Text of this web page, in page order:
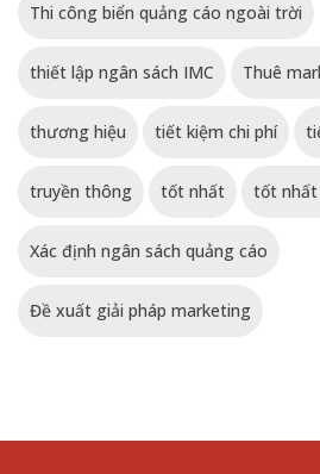
Thi công biển quảng cáo ngoài trời
thiết lập ngân sách IMC Thuê
thương hiệu tiết kiệm chi phí
truyền thông tốt nhất tốt nhất
Xác định ngân sách quảng cáo
Đề xuất giải pháp marketing